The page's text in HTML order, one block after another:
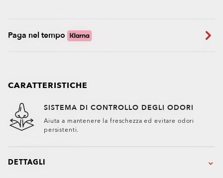
Paga nel tempo
CARATTERISTICHE
SISTEMA DI CONTROLLO DEGLI ODORI
Aiuta a mantenere la freschezza ed evitare odori
persistenti.
DETTAGLI